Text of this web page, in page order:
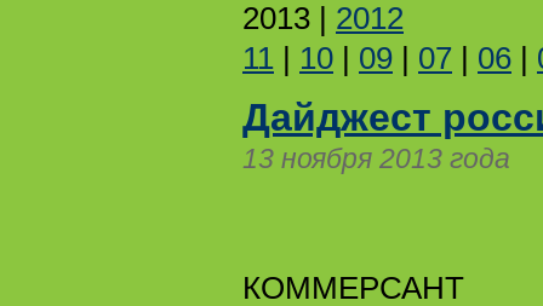
2013
2012
11
10 09 07 06
Дайджест
13 ноября 2013 года
КОММЕРСАНТ